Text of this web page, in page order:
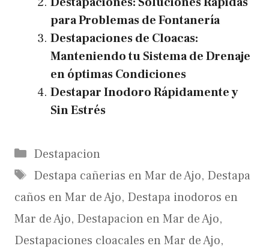
para Problemas de Fontanería
Destapaciones de Cloacas:
Manteniendo tu Sistema de Drenaje
en óptimas Condiciones
Destapar Inodoro Rápidamente y
Sin Estrés
Categories
Destapacion
Tags
Destapa cañerias en Mar de Ajo, Destapa
caños en Mar de Ajo, Destapa inodoros en
Mar de Ajo, Destapacion en Mar de Ajo,
Destapaciones cloacales en Mar de Ajo,